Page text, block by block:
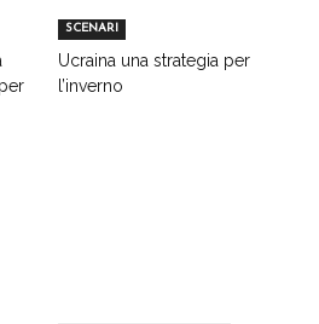
SCENARI
Ucraina una strategia per
l’inverno